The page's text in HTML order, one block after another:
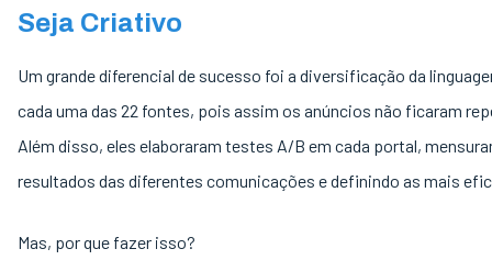
Seja Criativo
Um grande diferencial de sucesso foi a diversificação da
cada uma das 22 fontes, pois assim os anúncios não ficaram
Além disso, eles elaboraram testes A/B em cada portal,
resultados das diferentes comunicações e definindo as mais
Mas, por que fazer isso?